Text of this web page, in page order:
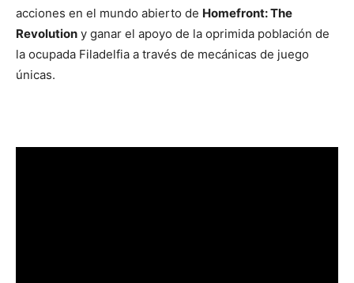
acciones en el mundo abierto de Homefront: The
Revolution y ganar el apoyo de la oprimida población de
la ocupada Filadelfia a través de mecánicas de juego
únicas.